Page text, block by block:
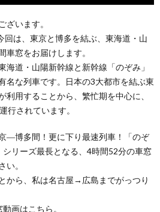
ざいます。
回は、東京と博多を結ぶ、東海道・山
車窓をお届けします。
海道・山陽新幹線と新幹線「のぞみ」
名な列車です。日本の3大都市を結ぶ東
利用することから、繁忙期を中心に、
行されています。
―博多間！更に下り最速列車！「のぞ
リーズ最長となる、4時間52分の車窓
い。
から、私は名古屋→広島までがっつり
画はこちら。